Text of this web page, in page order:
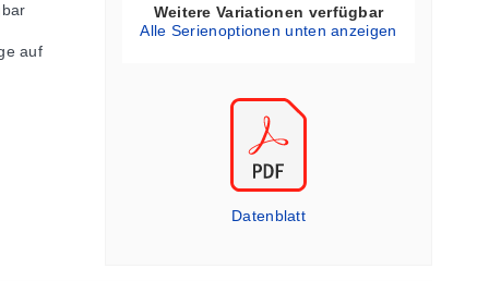
auf
Weitere Variationen verfügbar
Alle Serienoptionen unten anzeigen
Datenblatt